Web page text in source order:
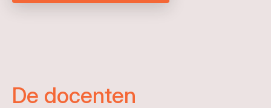
De docenten